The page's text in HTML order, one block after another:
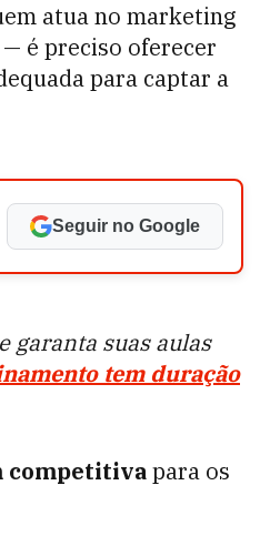
atua no marketing
é preciso oferecer
para captar a
Seguir no Google
garanta suas aulas
tem duração
competitivapara os